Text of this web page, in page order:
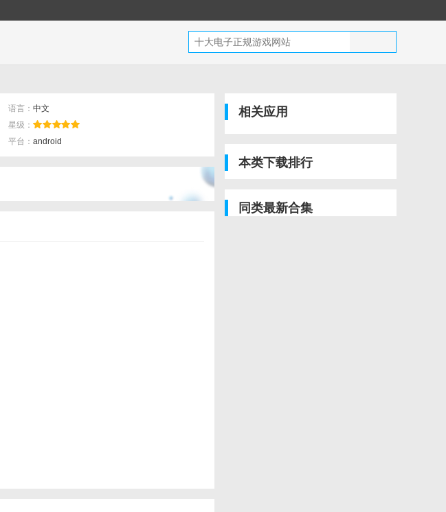
语言： 中文
星级：
平台： android
相关应用
本类下载排行
同类最新合集